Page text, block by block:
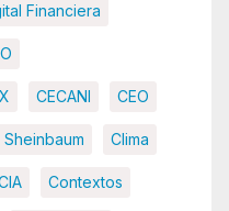
Financiera
CECANI CEO
Clima
Contextos